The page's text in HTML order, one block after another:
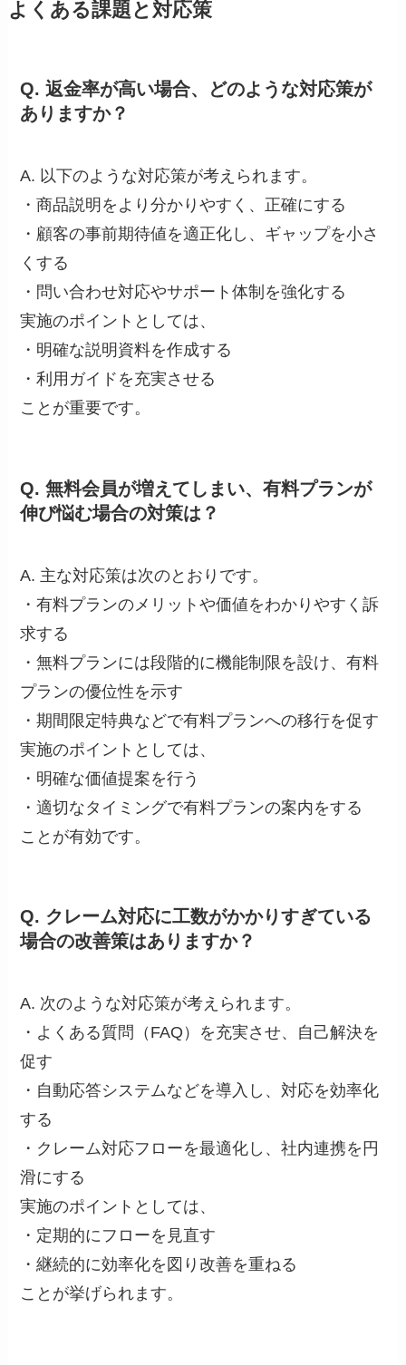
よくある課題と対応策
Q. 返金率が高い場合、どのような対応策が
ありますか？
A. 以下のような対応策が考えられます。
・商品説明をより分かりやすく、正確にする
・顧客の事前期待値を適正化し、ギャップを小さ
くする
・問い合わせ対応やサポート体制を強化する
実施のポイントとしては、
・明確な説明資料を作成する
・利用ガイドを充実させる
ことが重要です。
Q. 無料会員が増えてしまい、有料プランが
伸び悩む場合の対策は？
A. 主な対応策は次のとおりです。
・有料プランのメリットや価値をわかりやすく訴
求する
・無料プランには段階的に機能制限を設け、有料
プランの優位性を示す
・期間限定特典などで有料プランへの移行を促す
実施のポイントとしては、
・明確な価値提案を行う
・適切なタイミングで有料プランの案内をする
ことが有効です。
Q. クレーム対応に工数がかかりすぎている
場合の改善策はありますか？
A. 次のような対応策が考えられます。
・よくある質問（FAQ）を充実させ、自己解決を
促す
・自動応答システムなどを導入し、対応を効率化
する
・クレーム対応フローを最適化し、社内連携を円
滑にする
実施のポイントとしては、
・定期的にフローを見直す
・継続的に効率化を図り改善を重ねる
ことが挙げられます。